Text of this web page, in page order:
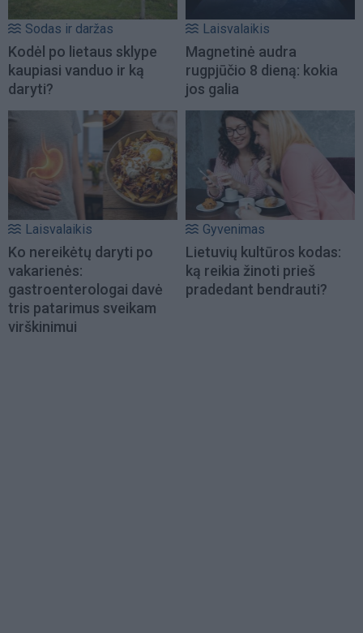
Sodas ir daržas
Kodėl po lietaus sklype
kaupiasi vanduo ir ką
daryti?
Laisvalaikis
Magnetinė audra
rugpjūčio 8 dieną: kokia
jos galia
Laisvalaikis
Ko nereikėtų daryti po
vakarienės:
gastroenterologai davė
tris patarimus sveikam
virškinimui
Gyvenimas
Lietuvių kultūros kodas:
ką reikia žinoti prieš
pradedant bendrauti?